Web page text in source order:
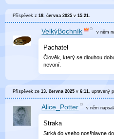
Příspěvek z18. června 2025 v15:21.
VelkýBochník v něm
Pachatel
Člověk, který se dlouhou
nevoní.
Příspěvek ze13. června 2025 v6:11, upravený
Alice_Potter v něm
Straka
Strká do vseho nos!hlavne